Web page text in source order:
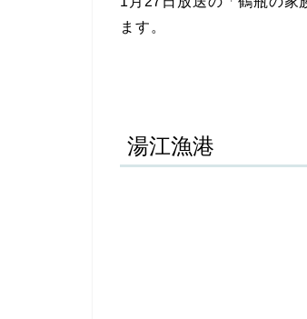
ます。
湯江漁港